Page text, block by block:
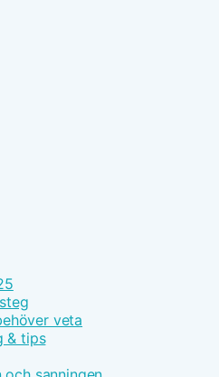
veta
& tips